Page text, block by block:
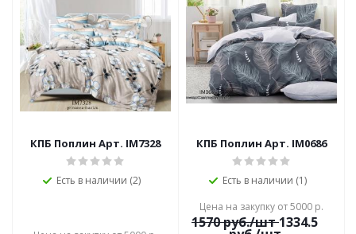
КПБ Поплин Арт. IM7328
Есть в наличии (2)
КПБ Поплин Арт. IM0686
Есть в наличии (1)
Цена на закупку от 5000 р.
1570руб./шт 1334.5